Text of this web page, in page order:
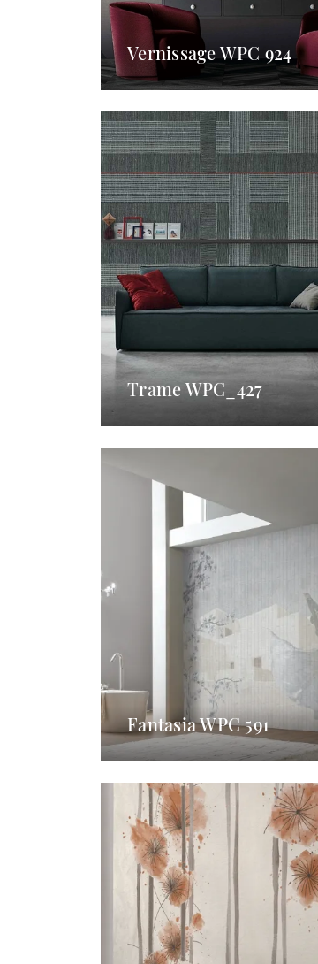
Vernissage WPC 924
Trame WPC_427
Fantasia WPC 591